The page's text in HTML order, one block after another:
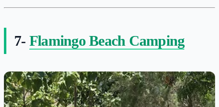
7- Flamingo Beach Camping